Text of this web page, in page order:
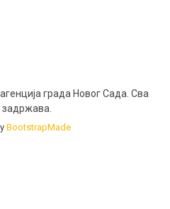
града Новог Сада. Сва
задржава.
BootstrapMade